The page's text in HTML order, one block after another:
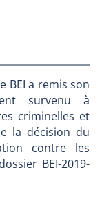
BEI a remis son
survenu à
criminelles et
la décision du
contre les
BEI-2019-